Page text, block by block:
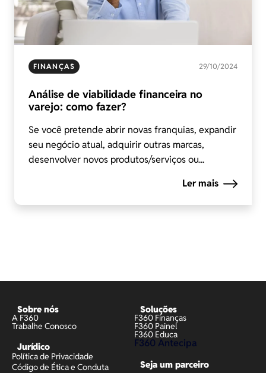
FINANÇAS 29/10/2024
Análise de viabilidade financeira no
varejo: como fazer?
Se você pretende abrir novas franquias, expandir
seu negócio atual, adquirir outras marcas,
desenvolver novos produtos/serviços ou...
Ler mais
Sobre nós
A F360
Trabalhe Conosco
Jurídico
Política de Privacidade
Código de Ética e Conduta
Soluções
F360 Finanças
F360 Painel
F360 Educa
F360 Antecipa
Seja um parceiro